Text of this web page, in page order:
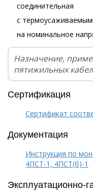
соединительная
с
на номинальное
Назначение,
пятижильных
Сертификация
Сертификат
Документация
Инструкция по
4ПСТ-1, 4ПСТ(б)-1
Эксплуатационно-